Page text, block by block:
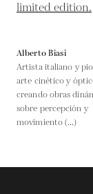
Alberto Biasi
Artista italiano y
arte cinético y
creando obras
sobre percepción y
movimiento (...)